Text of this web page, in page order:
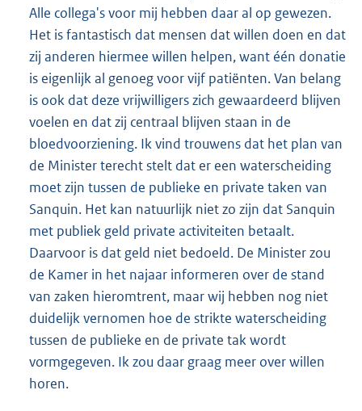
Alle collega's voor mij hebben daar al op gewezen.
Het is fantastisch dat mensen dat willen doen en dat
zij anderen hiermee willen helpen, want één donatie
is eigenlijk al genoeg voor vijf patiënten. Van belang
is ook dat deze vrijwilligers zich gewaardeerd blijven
voelen en dat zij centraal blijven staan in de
bloedvoorziening. Ik vind trouwens dat het plan van
de Minister terecht stelt dat er een waterscheiding
moet zijn tussen de publieke en private taken van
Sanquin. Het kan natuurlijk niet zo zijn dat Sanquin
met publiek geld private activiteiten betaalt.
Daarvoor is dat geld niet bedoeld. De Minister zou
de Kamer in het najaar informeren over de stand
van zaken hieromtrent, maar wij hebben nog niet
duidelijk vernomen hoe de strikte waterscheiding
tussen de publieke en de private tak wordt
vormgegeven. Ik zou daar graag meer over willen
horen.